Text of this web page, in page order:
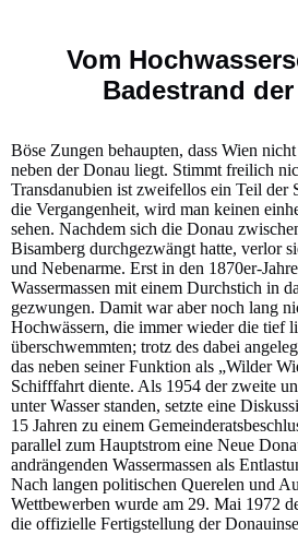
Vom
Badestrand
Böse Zungen behaupten, dass Wien
neben der Donau liegt. Stimmt freilich
Transdanubien ist zweifellos ein Teil der
die Vergangenheit, wird man keinen
sehen. Nachdem sich die Donau
Bisamberg durchgezwängt hatte, verlor
und Nebenarme. Erst in den 1870er-
Wassermassen mit einem Durchstich in
gezwungen. Damit war aber noch lang
Hochwässern, die immer wieder die tief
überschwemmten; trotz des dabei
das neben seiner Funktion als „Wilder
Schifffahrt diente. Als 1954 der zweite
unter Wasser standen, setzte eine
15 Jahren zu einem
parallel zum Hauptstrom eine Neue
andrängenden Wassermassen als
Nach langen politischen Querelen und
Wettbewerben wurde am 29. Mai 1972
die offizielle Fertigstellung der